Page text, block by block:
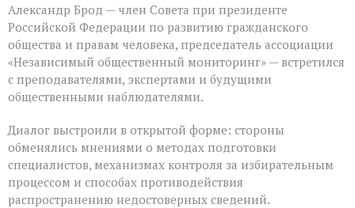
Александр Брод — член Совета при президенте
Российской Федерации по развитию гражданского
общества и правам человека, председатель ассоциации
«Независимый общественный мониторинг» — встретился
с преподавателями, экспертами и будущими
общественными наблюдателями.
Диалог выстроили в открытой форме: стороны
обменялись мнениями о методах подготовки
специалистов, механизмах контроля за избирательным
процессом и способах противодействия
распространению недостоверных сведений.